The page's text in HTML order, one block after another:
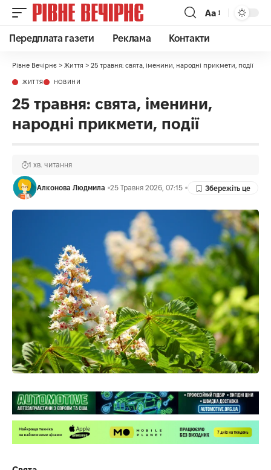
Аа
Передплата газети Реклама Контакти
Рівне Вечірнє > Життя > 25 травня: свята, іменини, народні прикмети, події
ЖИТТЯ НОВИНИ
25 травня: свята, іменини,
народні прикмети, події
Алконова Людмила 25 Травня 2026, 07:15
1 хв. читання